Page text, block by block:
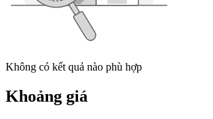
Không có kết quả nào phù hợp
Khoảng giá